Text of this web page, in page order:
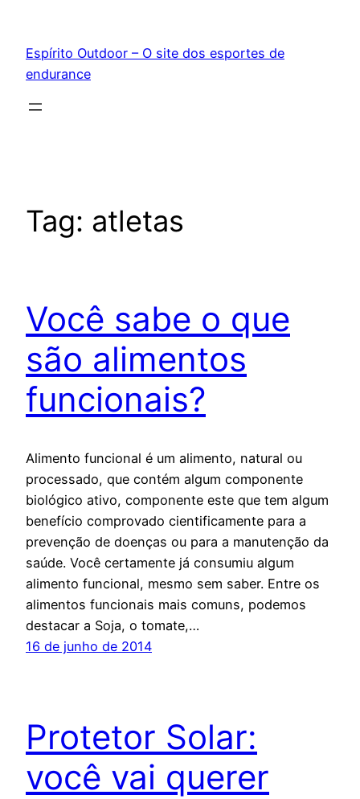
conteúdo
Espírito Outdoor – O site dos esportes de
endurance
Tag: atletas
Você sabe o que
são alimentos
funcionais?
Alimento funcional é um alimento, natural ou
processado, que contém algum componente
biológico ativo, componente este que tem algum
benefício comprovado cientificamente para a
prevenção de doenças ou para a manutenção da
saúde. Você certamente já consumiu algum
alimento funcional, mesmo sem saber. Entre os
alimentos funcionais mais comuns, podemos
destacar a Soja, o tomate,…
16 de junho de 2014
Protetor Solar:
você vai querer